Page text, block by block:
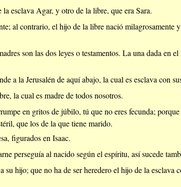
esclava Agar, y otro de la libre, que era Sara.
al contrario, el hijo de la libre nació milagrosamente
son las dos leyes o testamentos. La una dada en
a la Jerusalén de aquí abajo, la cual es esclava con
la cual es madre de todos nosotros.
en gritos de júbilo, tú que no eres fecunda; porque
que los de la que tiene marido.
figurados en Isaac.
perseguía al nacido según el espíritu, así sucede
hijo; que no ha de ser heredero el hijo de la esclava